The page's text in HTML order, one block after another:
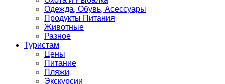
Одежда, Обувь, Асессуары
Продукты Питания
Животные
Разное
Туристам
Цены
Питание
Пляжи
Экскурсии